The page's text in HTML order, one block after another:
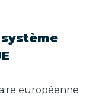
européenne